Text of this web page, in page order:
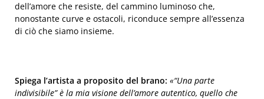
dell’amore che resiste, del cammino luminoso che,
nonostante curve e ostacoli, riconduce sempre all’essenza
di ciò che siamo insieme.
Spiega l’artista a proposito del brano: «“Una parte
indivisibile” è la mia visione dell’amore autentico, quello che